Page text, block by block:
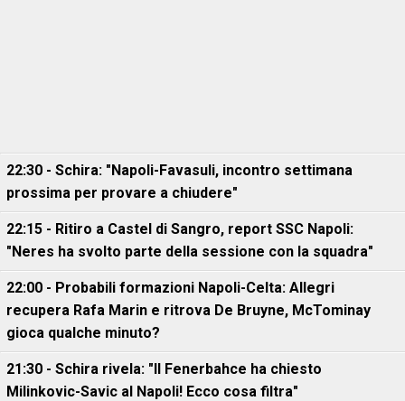
22:30 - Schira: "Napoli-Favasuli, incontro settimana
prossima per provare a chiudere"
22:15 - Ritiro a Castel di Sangro, report SSC Napoli:
"Neres ha svolto parte della sessione con la squadra"
22:00 - Probabili formazioni Napoli-Celta: Allegri
recupera Rafa Marin e ritrova De Bruyne, McTominay
gioca qualche minuto?
21:30 - Schira rivela: "Il Fenerbahce ha chiesto
Milinkovic-Savic al Napoli! Ecco cosa filtra"